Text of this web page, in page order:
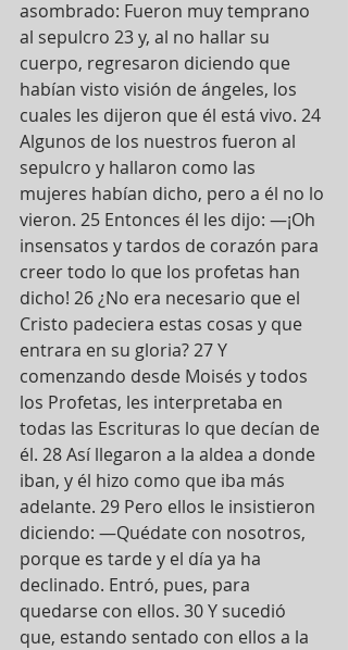
asombrado: Fueron muy temprano
al sepulcro 23 y, al no hallar su
cuerpo, regresaron diciendo que
habían visto visión de ángeles, los
cuales les dijeron que él está vivo. 24
Algunos de los nuestros fueron al
sepulcro y hallaron como las
mujeres habían dicho, pero a él no lo
vieron. 25 Entonces él les dijo: —¡Oh
insensatos y tardos de corazón para
creer todo lo que los profetas han
dicho! 26 ¿No era necesario que el
Cristo padeciera estas cosas y que
entrara en su gloria? 27 Y
comenzando desde Moisés y todos
los Profetas, les interpretaba en
todas las Escrituras lo que decían de
él. 28 Así llegaron a la aldea a donde
iban, y él hizo como que iba más
adelante. 29 Pero ellos le insistieron
diciendo: —Quédate con nosotros,
porque es tarde y el día ya ha
declinado. Entró, pues, para
quedarse con ellos. 30 Y sucedió
que, estando sentado con ellos a la